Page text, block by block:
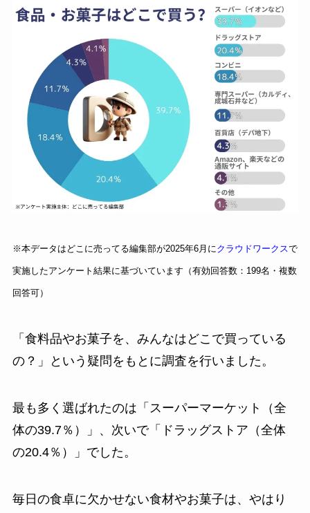
※本データはどこに売ってる編集部が2025年6月にクラウドワークスで
実施したアンケート結果に基づいています（有効回答数：199名・複数
回答可）
「食料品やお菓子を、みんなはどこで買っている
の？」という疑問をもとに調査を行いました。
最も多く選ばれたのは「スーパーマーケット（全
体の39.7％）」、次いで「ドラッグストア（全体
の20.4％）」でした。
毎日の食卓に欠かせない食材やお菓子は、やはり